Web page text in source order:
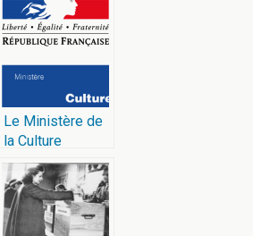
Le Ministère de
la Culture